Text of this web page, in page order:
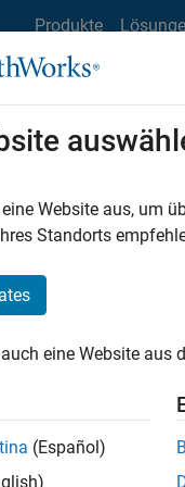
Produkte
FILTER:
Stellen
Es
Region
Website aus, um
Standorts
eine Website aus
(Español)